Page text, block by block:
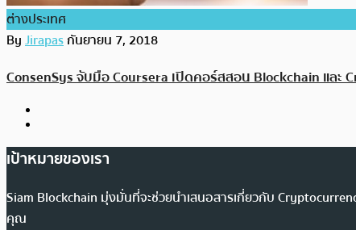
ต่างประเทศ
ByJirapasกันยายน 7, 2018
ConsenSys จับมือ Coursera เปิดคอร์สสอน Blockchain และ
เป้าหมายของเรา
Siam Blockchain มุ่งมั่นที่จะช่วยนำเสนอสารเกี่ยวกับ
คุณ